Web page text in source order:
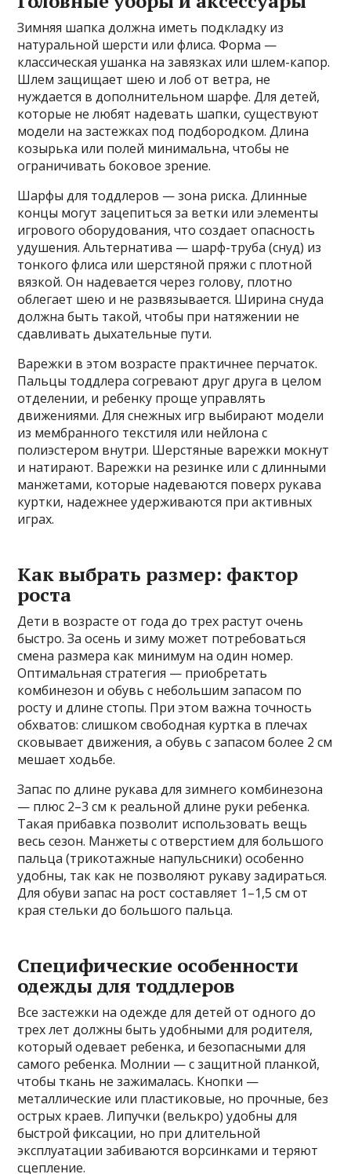
Зимняя шапка должна иметь подкладку из
натуральной шерсти или флиса. Форма —
классическая ушанка на завязках или шлем-капор.
Шлем защищает шею и лоб от ветра, не
нуждается в дополнительном шарфе. Для детей,
которые не любят надевать шапки, существуют
модели на застежках под подбородком. Длина
козырька или полей минимальна, чтобы не
ограничивать боковое зрение.
Шарфы для тоддлеров — зона риска. Длинные
концы могут зацепиться за ветки или элементы
игрового оборудования, что создает опасность
удушения. Альтернатива — шарф-труба (снуд) из
тонкого флиса или шерстяной пряжи с плотной
вязкой. Он надевается через голову, плотно
облегает шею и не развязывается. Ширина снуда
должна быть такой, чтобы при натяжении не
сдавливать дыхательные пути.
Варежки в этом возрасте практичнее перчаток.
Пальцы тоддлера согревают друг друга в целом
отделении, и ребенку проще управлять
движениями. Для снежных игр выбирают модели
из мембранного текстиля или нейлона с
полиэстером внутри. Шерстяные варежки мокнут
и натирают. Варежки на резинке или с длинными
манжетами, которые надеваются поверх рукава
куртки, надежнее удерживаются при активных
играх.
Как выбрать размер: фактор
роста
Дети в возрасте от года до трех растут очень
быстро. За осень и зиму может потребоваться
смена размера как минимум на один номер.
Оптимальная стратегия — приобретать
комбинезон и обувь с небольшим запасом по
росту и длине стопы. При этом важна точность
обхватов: слишком свободная куртка в плечах
сковывает движения, а обувь с запасом более 2 см
мешает ходьбе.
Запас по длине рукава для зимнего комбинезона
— плюс 2–3 см к реальной длине руки ребенка.
Такая прибавка позволит использовать вещь
весь сезон. Манжеты с отверстием для большого
пальца (трикотажные напульсники) особенно
удобны, так как не позволяют рукаву задираться.
Для обуви запас на рост составляет 1–1,5 см от
края стельки до большого пальца.
Специфические особенности
одежды для тоддлеров
Все застежки на одежде для детей от одного до
трех лет должны быть удобными для родителя,
который одевает ребенка, и безопасными для
самого ребенка. Молнии — с защитной планкой,
чтобы ткань не зажималась. Кнопки —
металлические или пластиковые, но прочные, без
острых краев. Липучки (велькро) удобны для
быстрой фиксации, но при длительной
эксплуатации забиваются ворсинками и теряют
сцепление.